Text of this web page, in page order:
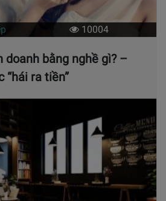
10004
doanh bằng nghề gì? –
“hái ra tiền”